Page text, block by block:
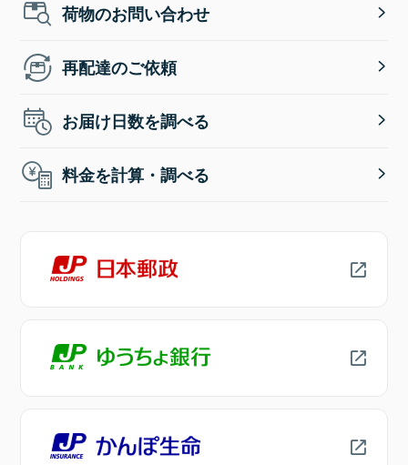
荷物のお問い合わせ
再配達のご依頼
お届け日数を調べる
料金を計算・調べる